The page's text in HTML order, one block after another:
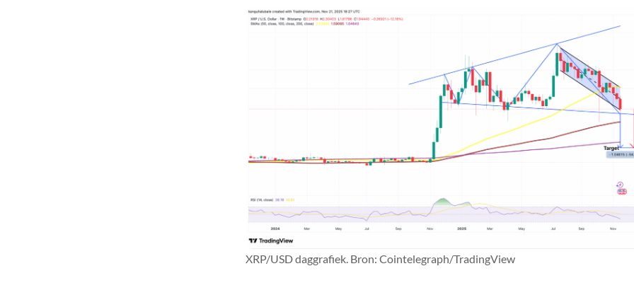
XRP/USD daggrafiek. Bron: Cointelegraph/TradingView